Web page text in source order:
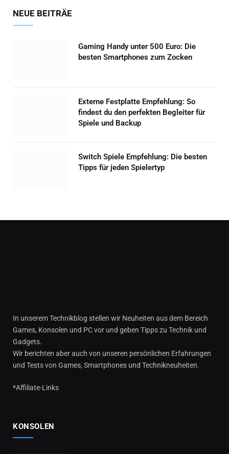
NEUE BEITRÄE
Gaming Handy unter 500 Euro: Die
besten Smartphones zum Zocken
Externe Festplatte Empfehlung: So
findest du den perfekten Begleiter für
Spiele und Backup
Switch Spiele Empfehlung: Die besten
Tipps für jeden Spielertyp
In unserem Technikblog stellen wir Neuheiten aus dem Bereich
Games, Konsolen und PC vor und geben Tipps zu Technik und
Gadgets.
Wir berichten aber auch von unseren persönlichen Erfahrungen
und Tests von Games, Smartphones und Technikneuheiten.
*Affiliate-Links
KONSOLEN